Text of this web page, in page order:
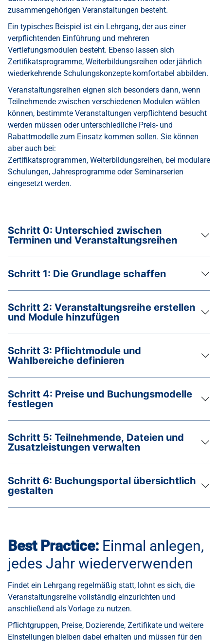
zusammengehörigen Veranstaltungen besteht.
Ein typisches Beispiel ist ein Lehrgang, der aus einer
verpflichtenden Einführung und mehreren
Vertiefungsmodulen besteht. Ebenso lassen sich
Zertifikatsprogramme, Weiterbildungsreihen oder jährlich
wiederkehrende Schulungskonzepte komfortabel abbilden.
Veranstaltungsreihen eignen sich besonders dann, wenn
Teilnehmende zwischen verschiedenen Modulen wählen
können, bestimmte Veranstaltungen verpflichtend besucht
werden müssen oder unterschiedliche Preis- und
Rabattmodelle zum Einsatz kommen sollen. Sie können
aber auch bei:
Zertifikatsprogrammen, Weiterbildungsreihen, bei modulare
Schulungen, Jahresprogramme oder Seminarserien
eingesetzt werden.
Schritt 0: Unterschied zwischen
Terminen und Veranstaltungsreihen
Schritt 1: Die Grundlage schaffen
Schritt 2: Veranstaltungsreihe erstellen
und Module hinzufügen
Schritt 3: Pflichtmodule und
Wahlbereiche definieren
Schritt 4: Preise und Buchungsmodelle
festlegen
Schritt 5: Teilnehmende, Dateien und
Zusatzleistungen verwalten
Schritt 6: Buchungsportal übersichtlich
gestalten
Best Practice: Einmal anlegen,
jedes Jahr wiederverwenden
Findet ein Lehrgang regelmäßig statt, lohnt es sich, die
Veranstaltungsreihe vollständig einzurichten und
anschließend als Vorlage zu nutzen.
Pflichtgruppen, Preise, Dozierende, Zertifikate und weitere
Einstellungen bleiben dabei erhalten und müssen für den